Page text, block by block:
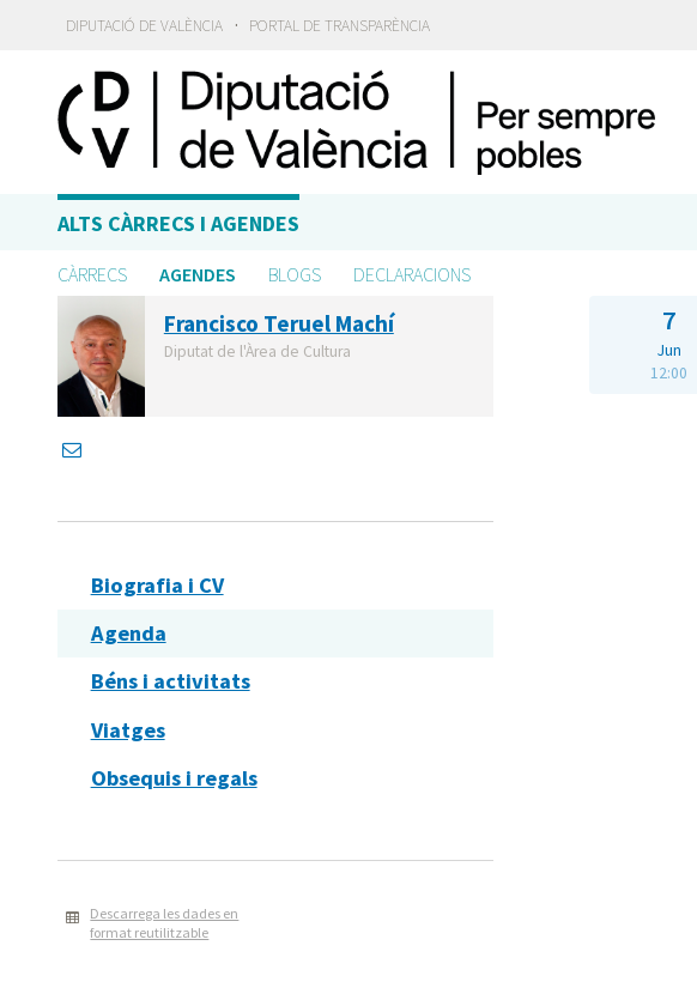
DIPUTACIÓ DE VALÈNCIA · PORTAL DE TRANSPARÈNCIA
ALTS CÀRRECS I AGENDES
CÀRRECS AGENDES BLOGS DECLARACIONS
Francisco Teruel Machí
Diputat de l'Àrea de Cultura
Biografia i CV
Agenda
Béns i activitats
Viatges
Obsequis i regals
Descarrega les dades en
format reutilitzable
7
Jun
12:00